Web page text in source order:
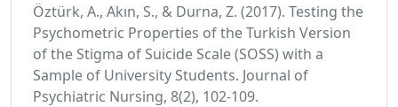
Öztürk, A., Akın, S., & Durna, Z. (2017). Testing the
Psychometric Properties of the Turkish Version
of the Stigma of Suicide Scale (SOSS) with a
Sample of University Students. Journal of
Psychiatric Nursing, 8(2), 102-109.